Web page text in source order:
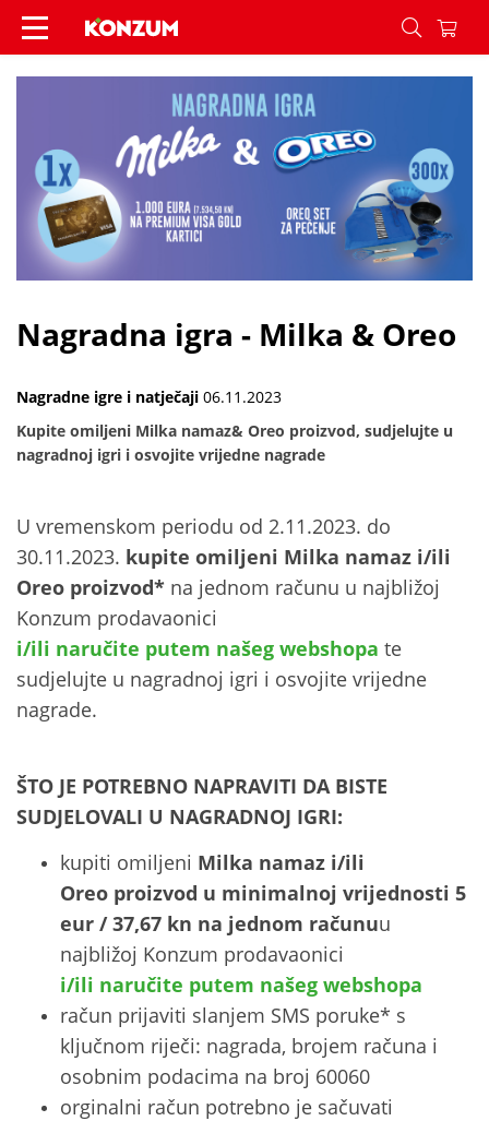
Nagradna igra - Milka & Oreo - Vijesti - Konzum
Nagradna igra - Milka & Oreo
Nagradne igre i natječaji 06.11.2023
Kupite omiljeni Milka namaz& Oreo proizvod, sudjelujte u
nagradnoj igri i osvojite vrijedne nagrade
U vremenskom periodu od 2.11.2023. do
30.11.2023. kupite omiljeni Milka namaz i/ili
Oreo proizvod* na jednom računu u najbližoj
Konzum prodavaonici
i/ili naručite putem našeg webshopa te
sudjelujte u nagradnoj igri i osvojite vrijedne
nagrade.
ŠTO JE POTREBNO NAPRAVITI DA BISTE
SUDJELOVALI U NAGRADNOJ IGRI:
kupiti omiljeni Milka namaz i/ili
Oreo proizvod u minimalnoj vrijednosti 5
eur / 37,67 kn na jednom računuu
najbližoj Konzum prodavaonici
i/ili naručite putem našeg webshopa
račun prijaviti slanjem SMS poruke* s
ključnom riječi: nagrada, brojem računa i
osobnim podacima na broj 60060
orginalni račun potrebno je sačuvati